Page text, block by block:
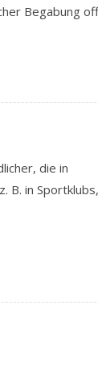
Begabung
die in
in